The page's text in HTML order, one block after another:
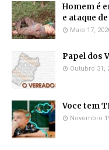
Homem é
e ataque
Maio 17,
Papel dos
Outubro 31,
Voce tem
Novembro